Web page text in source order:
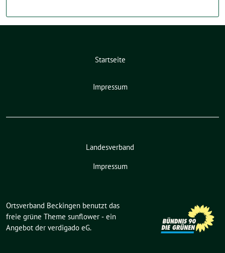
Startseite
Impressum
Landesverband
Impressum
Ortsverband Beckingen benutzt das
freie grüne Theme sunflower ‐ ein
Angebot der verdigado eG.